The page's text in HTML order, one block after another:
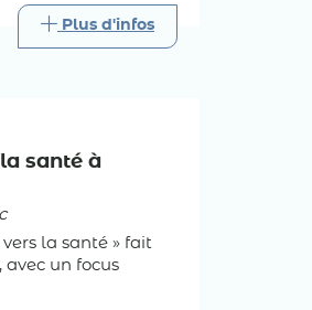
Plus d'infos
santé à
vers la santé » fait
avec un focus